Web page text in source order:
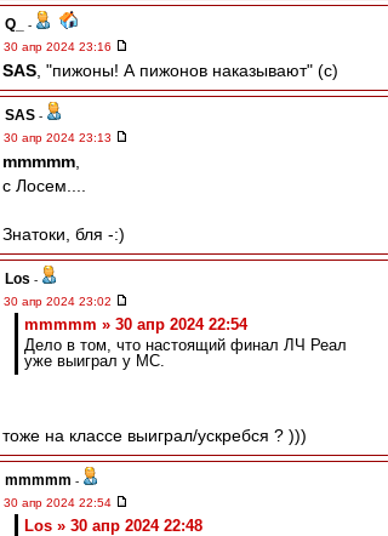
Q_
-
30 апр 2024 23:16
SAS , "пижоны! А пижонов наказывают" (с)
SAS -
30 апр 2024 23:13
mmmmm
с Лосем....
Знатоки, бля -:)
Los -
30 апр 2024 23:02
mmmmm » 30 апр 2024 22:54
Дело в том, что настоящий финал ЛЧ Реал
уже выиграл у МС.
тоже на классе выиграл/ускребся ? )))
mmmmm -
30 апр 2024 22:54
Los » 30 апр 2024 22:48